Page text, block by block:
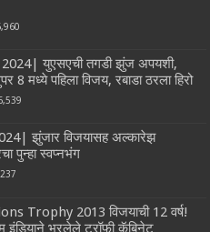
युएसएची तगडी झुंज अपयशी,
8 मध्ये पहिला विजय, रबाडा ठरला हिरो
झुंजार विजयासह अल्कारेझ
पुन्हा स्वप्नभंग
Trophy 2013 विजयाची 12 वर्ष!
इंडियाने भरलेले ट्रॉफी कॅबिनेट